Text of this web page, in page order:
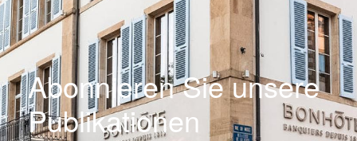
Abonnieren Sie unsere
Publikationen